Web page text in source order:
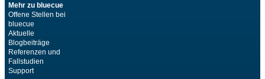
Mehr zu bluecue
Offene Stellen bei
bluecue
Aktuelle
Blogbeiträge
Referenzen und
Fallstudien
Support